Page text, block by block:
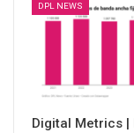
DPL NEWS
Digital Metrics |